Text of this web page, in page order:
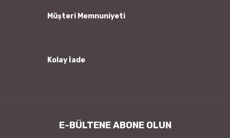
Müşteri Memnuniyeti
Kolay İade
E-BÜLTENE ABONE OLUN